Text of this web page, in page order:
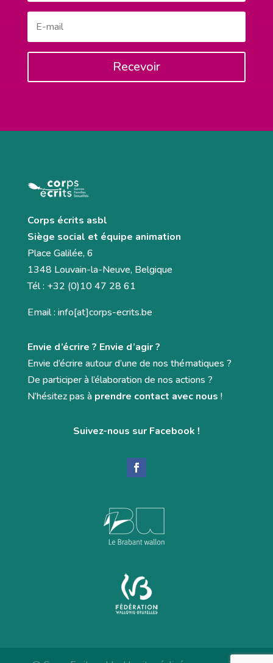
Recevoir
Corps écrits asbl
Siège social et équipe animation
Place Galilée, 6
1348 Louvain-la-Neuve, Belgique
Tél : +32 (0)10 47 28 61
Email : info[at]corps-ecrits.be
Envie d’écrire ? Envie d’agir ?
Envie d’écrire autour d’une de nos thématiques ?
De participer à l’élaboration de nos actions ?
N’hésitez pas à prendre contact avec nous !
Suivez-nous sur Facebook !